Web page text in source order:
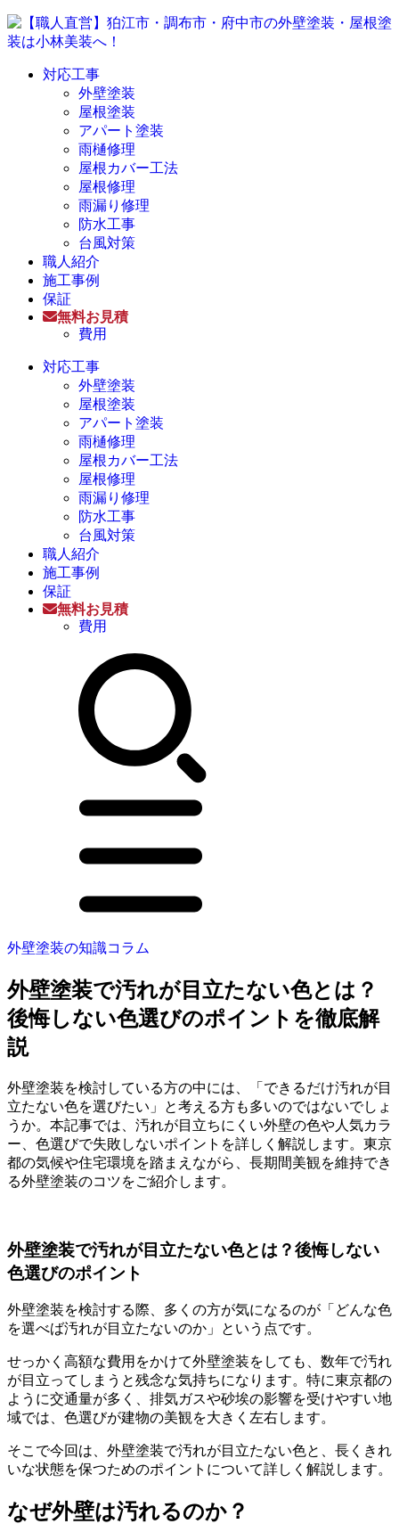
対応工事
外壁塗装
屋根塗装
アパート塗装
雨樋修理
屋根カバー工法
屋根修理
雨漏り修理
防水工事
台風対策
職人紹介
施工事例
保証
無料お見積
費用
対応工事
外壁塗装
屋根塗装
アパート塗装
雨樋修理
屋根カバー工法
屋根修理
雨漏り修理
防水工事
台風対策
職人紹介
施工事例
保証
無料お見積
費用
外壁塗装の知識コラム
外壁塗装で汚れが目立たない色とは？
後悔しない色選びのポイントを徹底解
説
外壁塗装を検討している方の中には、「できるだけ汚れが目
立たない色を選びたい」と考える方も多いのではないでしょ
うか。本記事では、汚れが目立ちにくい外壁の色や人気カラ
ー、色選びで失敗しないポイントを詳しく解説します。東京
都の気候や住宅環境を踏まえながら、長期間美観を維持でき
る外壁塗装のコツをご紹介します。
外壁塗装で汚れが目立たない色とは？後悔しない
色選びのポイント
外壁塗装を検討する際、多くの方が気になるのが「どんな色
を選べば汚れが目立たないのか」という点です。
せっかく高額な費用をかけて外壁塗装をしても、数年で汚れ
が目立ってしまうと残念な気持ちになります。特に東京都の
ように交通量が多く、排気ガスや砂埃の影響を受けやすい地
域では、色選びが建物の美観を大きく左右します。
そこで今回は、外壁塗装で汚れが目立たない色と、長くきれ
いな状態を保つためのポイントについて詳しく解説します。
なぜ外壁は汚れるのか？